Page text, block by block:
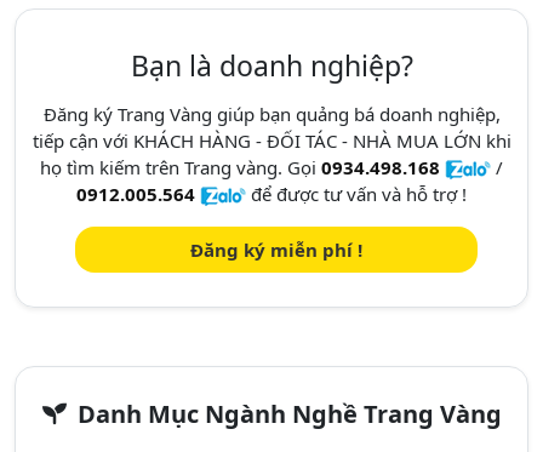
Bạn là doanh nghiệp?
Đăng ký Trang Vàng giúp bạn quảng bá doanh nghiệp,
tiếp cận với KHÁCH HÀNG - ĐỐI TÁC - NHÀ MUA LỚN khi
họ tìm kiếm trên Trang vàng. Gọi 0934.498.168
/
0912.005.564
để được tư vấn và hỗ trợ !
Đăng ký miễn phí !
Danh Mục Ngành Nghề Trang Vàng